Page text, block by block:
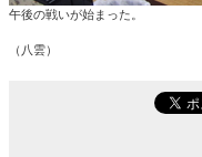
午後の戦いが始まった。
（八雲）